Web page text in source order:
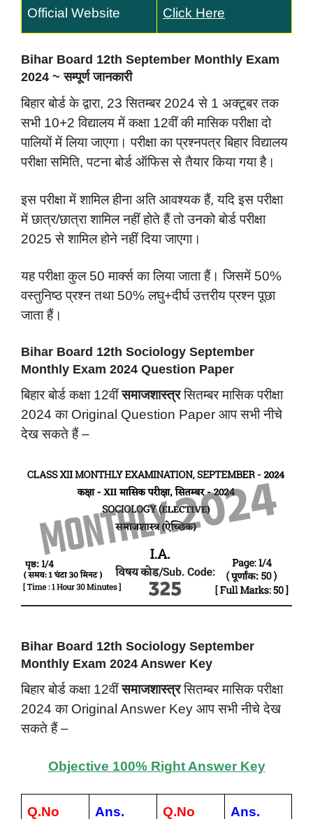
Official Website Click Here
Bihar Board 12th September Monthly Exam
2024 ~ सम्पूर्ण जानकारी
बिहार बोर्ड के द्वारा, 23 सितम्बर 2024 से 1 अक्टूबर तक
सभी 10+2 विद्यालय में कक्षा 12वीं की मासिक परीक्षा दो
पालियों में लिया जाएगा। परीक्षा का प्रश्नपत्र बिहार विद्यालय
परीक्षा समिति, पटना बोर्ड ऑफिस से तैयार किया गया है।
इस परीक्षा में शामिल हीना अति आवश्यक हैं, यदि इस परीक्षा
में छात्र/छात्रा शामिल नहीं होते हैं तो उनको बोर्ड परीक्षा
2025 से शामिल होने नहीं दिया जाएगा।
यह परीक्षा कुल 50 मार्क्स का लिया जाता हैं। जिसमें 50%
वस्तुनिष्ठ प्रश्न तथा 50% लघु+दीर्घ उत्तरीय प्रश्न पूछा
जाता हैं।
Bihar Board 12th Sociology September
Monthly Exam 2024 Question Paper
बिहार बोर्ड कक्षा 12वींसमाजशास्त्रसितम्बर मासिक परीक्षा
2024 का Original Question Paper आप सभी नीचे
देख सकते हैं –
Bihar Board 12th Sociology September
Monthly Exam 2024 Answer Key
बिहार बोर्ड कक्षा 12वींसमाजशास्त्रसितम्बर मासिक परीक्षा
2024 का Original Answer Key आप सभी नीचे देख
सकते हैं –
Objective 100% Right Answer Key
Q.No Ans. Q.No Ans.